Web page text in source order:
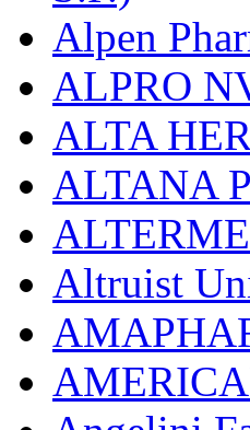
Alpen
ALPRO
ALTA
ALTANA
Altruist